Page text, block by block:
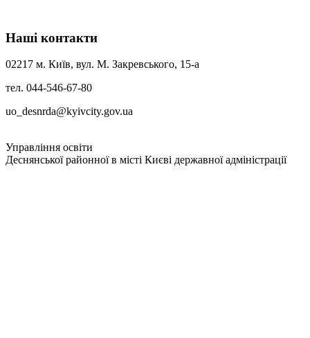
Наші контакти
02217 м. Київ, вул. М. Закревського, 15-а
тел. 044-546-67-80
uo_desnrda@kyivcity.gov.ua
Управління освіти
Деснянської районної в місті Києві державної адміністрації